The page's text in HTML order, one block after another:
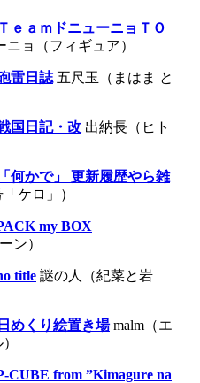
ＴｅａｍドニューニョＴＯ
ニョ（フィギュア）
雷日誌 五尺玉（まはま と
国日記・改 出納長（ヒト
「何かで」 更新履歴やら雑
ケロ」）
my BOX
ン）
title 謎の人（紀菜と岩
日めくり絵置き場 malm（エ
CUBE from ”Kimagure na